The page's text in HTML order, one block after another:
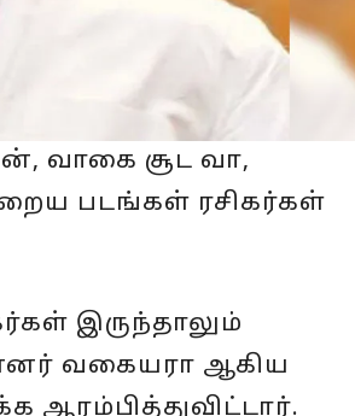
வாகை சூட வா,
படங்கள் ரசிகர்கள்
இருந்தாலும்
வகையரா ஆகிய
ஆரம்பித்துவிட்டார்.